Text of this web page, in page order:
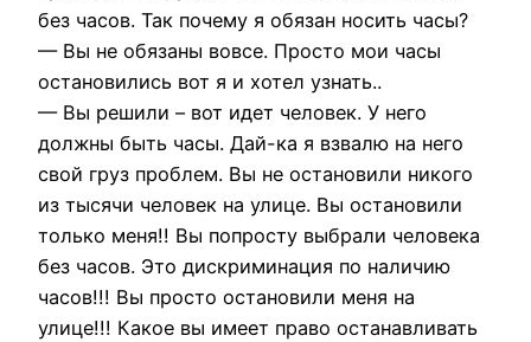
без часов. Так почему я обязан носить часы?
— Вы не обязаны вовсе. Просто мои часы
остановились вот я и хотел узнать..
— Вы решили – вот идет человек. У него
должны быть часы. Дай-ка я взвалю на него
свой груз проблем. Вы не остановили никого
из тысячи человек на улице. Вы остановили
только меня!! Вы попросту выбрали человека
без часов. Это дискриминация по наличию
часов!!! Вы просто остановили меня на
улице!!! Какое вы имеет право останавливать